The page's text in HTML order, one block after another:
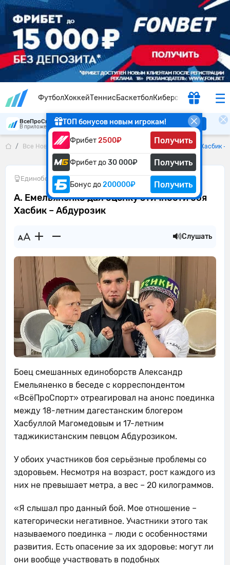
ФутболХоккейТеннисБаскетболКиберспорт
ТОП бонусов новым игрокам!
Фрибет2500₽ Получить
Фрибет до30 000₽ Получить
Бонус до200000₽ Получить
ВсеПроСпорт
В приложении удобнее Скачать
Все Новости А. Емельяненко дал оценку этичности боя Хасбик –
Единоборства •19.05.2021
А. Емельяненко дал оценку этичности боя
Хасбик – Абдурозик
Слушать
Боец смешанных единоборств Александр
Емельяненко в беседе с корреспондентом
«ВсёПроСпорт» отреагировал на анонс поединка
между 18-летним дагестанским блогером
Хасбуллой Магомедовым и 17-летним
таджикистанским певцом Абдурозиком.
У обоих участников боя серьёзные проблемы со
здоровьем. Несмотря на возраст, рост каждого из
них не превышает метра, а вес – 20 килограммов.
«Я слышал про данный бой. Мое отношение –
категорически негативное. Участники этого так
называемого поединка – люди с особенностями
развития. Есть опасение за их здоровье: могут ли
они вообще участвовать в подобных